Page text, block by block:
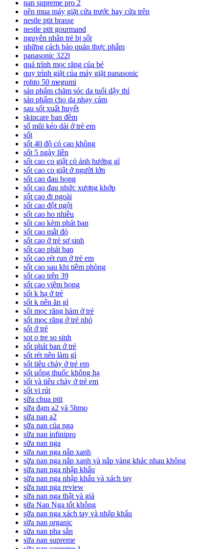
nan supreme pro 2
nên mua máy giặt cửa trước hay cửa trên
nestle ptit brasse
nestle ptit gourmand
nguyên nhân trẻ bị sốt
những cách bảo quản thực phẩm
panasonic 322l
quá trình mọc răng của bé
quy trình giặt của máy giặt panasonic
rohto 50 megumi
sản phẩm chăm sóc da tuổi dậy thì
sản phẩm cho da nhạy cảm
sau sốt xuất huyết
skincare ban đêm
sổ mũi kéo dài ở trẻ em
sốt
sốt 40 độ có cao không
sốt 5 ngày liền
sốt cao co giật có ảnh hưởng gì
sốt cao co giật ở người lớn
sốt cao đau họng
sốt cao đau nhức xương khớp
sốt cao đi ngoài
sốt cao đột ngột
sốt cao ho nhiều
sốt cao kèm phát ban
sốt cao mắt đỏ
sốt cao ở trẻ sơ sinh
sốt cao phát ban
sốt cao rét run ở trẻ em
sốt cao sau khi tiêm phòng
sốt cao trên 39
sốt cao viêm họng
sốt k hạ ở trẻ
sốt k nên ăn gì
sốt mọc răng hàm ở trẻ
sốt mọc răng ở trẻ nhỏ
sốt ở trẻ
sot o tre so sinh
sốt phát ban ở trẻ
sốt rét nên làm gì
sốt tiêu chảy ở trẻ em
sốt uống thuốc không hạ
sốt và tiêu chảy ở trẻ em
sốt vi rút
sữa chua ptit
sữa đạm a2 và 5hmo
sữa nan a2
sữa nan của nga
sữa nan infinipro
sữa nan nga
sữa nan nga nắp xanh
sữa nan nga nắp xanh và nắp vàng khác nhau không
sữa nan nga nhập khẩu
sữa nan nga nhập khẩu và xách tay
sữa nan nga review
sữa nan nga thật và giả
sữa Nan Nga tốt không
sữa nan nga xách tay và nhập khẩu
sữa nan organic
sữa nan pha sẵn
sữa nan supreme